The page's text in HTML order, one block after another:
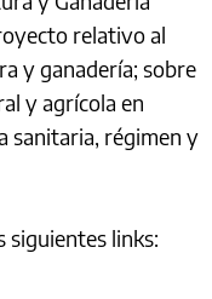
relativo al
y ganadería; sobre
y agrícola en
sanitaria, régimen y
siguientes links: